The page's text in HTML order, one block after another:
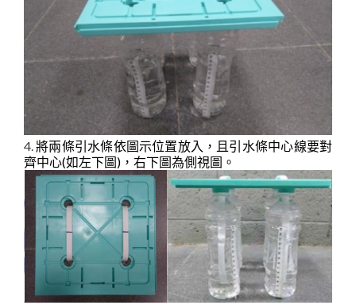
4.將兩條引水條依圖示位置放入，且引水條中心線要對
齊中心(如左下圖)，右下圖為側視圖。